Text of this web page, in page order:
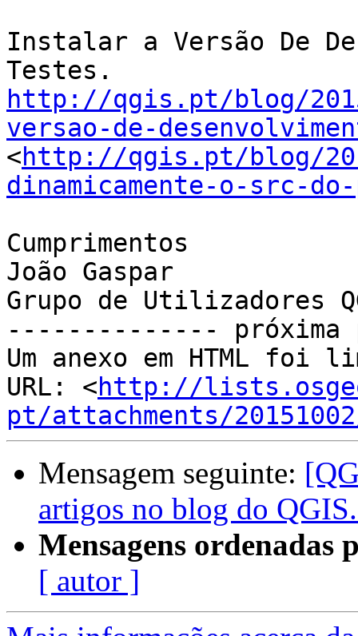
Instalar a Versão De
http://qgis.pt/blog/
versao-de-
<http://qgis.pt/blog/
dinamicamente-o-src-
Cumprimentos
João Gaspar
Grupo de Utilizadores
--------------
Um anexo em HTML foi
URL: <http://
pt/attachments/
Mensagem seguinte:
artigos no blog do
Mensagens ordenadas
[ autor ]